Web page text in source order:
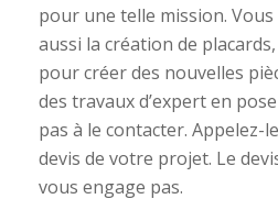
pour une telle mission.
aussi la création de
pour créer des nouvelles
des travaux d’expert en
pas à le contacter. Appelez-
devis de votre projet. Le
vous engage pas.